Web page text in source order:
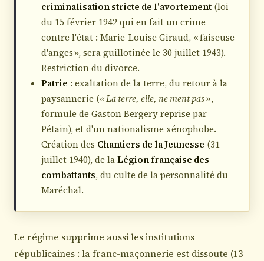
criminalisation stricte de l'avortement (loi
du 15 février 1942 qui en fait un crime
contre l'état : Marie-Louise Giraud, « faiseuse
d'anges », sera guillotinée le 30 juillet 1943).
Restriction du divorce.
Patrie : exaltation de la terre, du retour à la
paysannerie (« La terre, elle, ne ment pas »,
formule de Gaston Bergery reprise par
Pétain), et d'un nationalisme xénophobe.
Création des Chantiers de la Jeunesse (31
juillet 1940), de laLégion française des
combattants, du culte de la personnalité du
Maréchal.
Le régime supprime aussi les institutions
républicaines : la franc-maçonnerie est dissoute (13